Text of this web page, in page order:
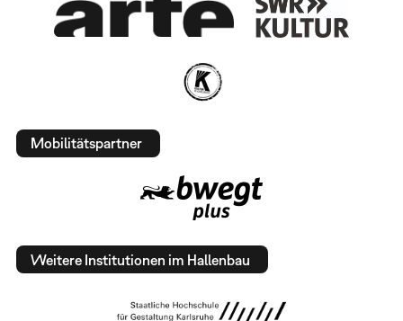
Mobilitätspartner
Weitere Institutionen im Hallenbau